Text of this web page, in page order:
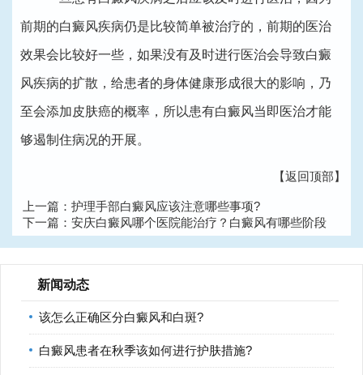
前期的白癜风疾病仍是比较简单被治疗的，前期的医治
效果会比较好一些，如果没有及时进行医治会导致白癜
风疾病的扩散，给患者的身体健康形成很大的影响，乃
至会添加皮肤癌的概率，所以患有白癜风当即医治才能
够遏制住病况的开展。
【返回顶部】
上一篇： 护理手部白癜风应该注意哪些事项?
下一篇： 安庆白癜风哪个医院能治疗？白癜风有哪些阶段
新闻动态
该怎么正确区分白癜风和白斑?
白癜风患者在秋季该如何进行护肤措施?